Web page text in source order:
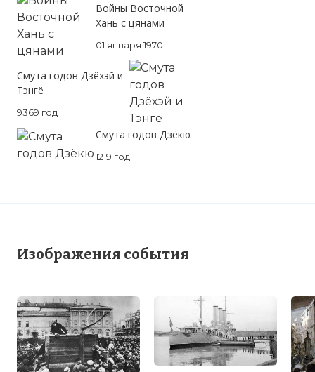
Войны Восточной
Хань с цянами
01 января 1970
Смута годов Дзёхэй и
Тэнгё
9369 год
Смута годов Дзёкю
1219 год
Изображения события